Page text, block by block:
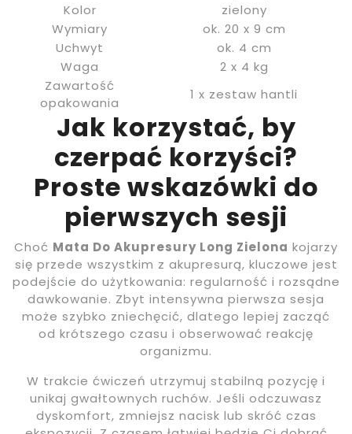
Kolor
zielony
Wymiary
ok. 20 x 9 cm
Uchwyt
ok. 4 cm
Waga
2 x 4 kg
Zawartość
opakowania
1 x zestaw hantli
Jak korzystać, by
czerpać korzyści?
Proste wskazówki do
pierwszych sesji
Choć Mata Do Akupresury Long Zielona kojarzy
się przede wszystkim z akupresurą, kluczowe jest
podejście do użytkowania: regularność i rozsądne
dawkowanie. Zbyt intensywna pierwsza sesja
może szybko zniechęcić, dlatego lepiej zacząć
od krótszego czasu i obserwować reakcję
organizmu.
W trakcie ćwiczeń utrzymuj stabilną pozycję i
unikaj gwałtownych ruchów. Jeśli odczuwasz
dyskomfort, zmniejsz nacisk lub skróć czas